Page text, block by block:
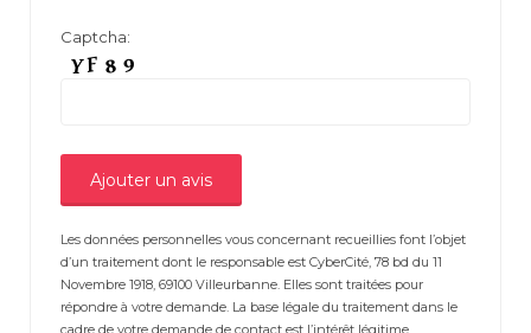
Captcha:
Les données personnelles vous concernant recueillies font l’objet
d’un traitement dont le responsable est CyberCité, 78 bd du 11
Novembre 1918, 69100 Villeurbanne. Elles sont traitées pour
répondre à votre demande. La base légale du traitement dans le
cadre de votre demande de contact est l’intérêt légitime